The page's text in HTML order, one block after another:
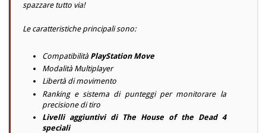
spazzare tutto via!
Le caratteristiche principali sono:
Compatibilità PlayStation Move
Modalità Multiplayer
Libertà di movimento
Ranking e sistema di punteggi per monitorare la
precisione di tiro
Livelli aggiuntivi di The House of the Dead 4
speciali